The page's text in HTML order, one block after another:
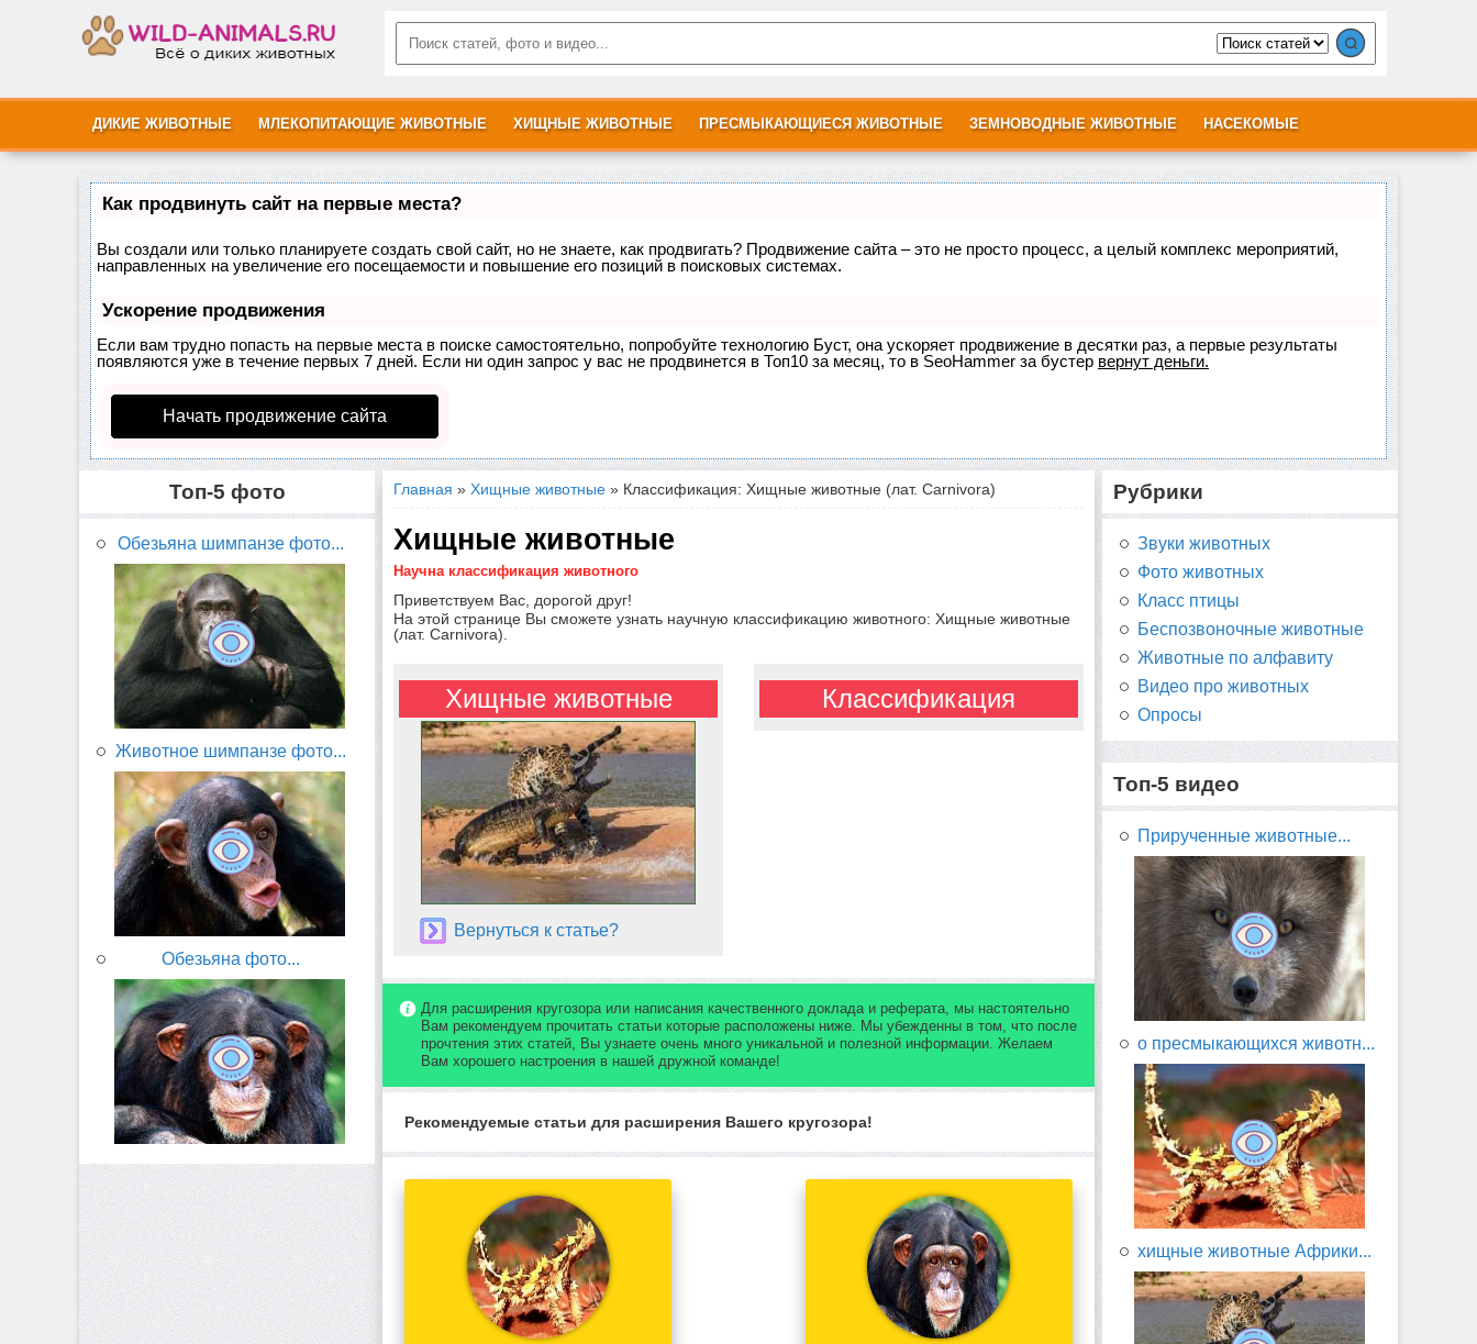
ДИКИЕ ЖИВОТНЫЕ МЛЕКОПИТАЮЩИЕ ЖИВОТНЫЕ ХИЩНЫЕ ЖИВОТНЫЕ ПРЕСМЫКАЮЩИЕСЯ ЖИВОТНЫЕ ЗЕМНОВОДНЫЕ ЖИВОТНЫЕ НАСЕКОМЫЕ
Как продвинуть сайт на первые места?
Вы создали или только планируете создать свой сайт, но не знаете, как продвигать? Продвижение сайта – это не просто процесс, а целый комплекс мероприятий,
направленных на увеличение его посещаемости и повышение его позиций в поисковых системах.
Ускорение продвижения
Если вам трудно попасть на первые места в поиске самостоятельно, попробуйте технологию Буст, она ускоряет продвижение в десятки раз, а первые результаты
появляются уже в течение первых 7 дней. Если ни один запрос у вас не продвинется в Топ10 за месяц, то в SeoHammer за бустер вернут деньги.
Начать продвижение сайта
Топ-5 фото
Обезьяна шимпанзе фото...
Животное шимпанзе фото...
Обезьяна фото...
Главная » Хищные животные » Классификация: Хищные животные (лат. Carnivora)
Хищные животные
Научна классификация животного
Приветствуем Вас, дорогой друг!
На этой странице Вы сможете узнать научную классификацию животного: Хищные животные
(лат. Carnivora).
Хищные животные
Вернуться к статье?
Классификация
Для расширения кругозора или написания качественного доклада и реферата, мы настоятельно
Вам рекомендуем прочитать статьи которые расположены ниже. Мы убежденны в том, что после
прочтения этих статей, Вы узнаете очень много уникальной и полезной информации. Желаем
Вам хорошего настроения в нашей дружной команде!
Рекомендуемые статьи для расширения Вашего кругозора!
Рубрики
Звуки животных
Фото животных
Класс птицы
Беспозвоночные животные
Животные по алфавиту
Видео про животных
Опросы
Топ-5 видео
Прирученные животные...
о пресмыкающихся животн...
хищные животные Африки...